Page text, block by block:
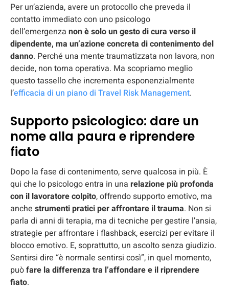
Per un’azienda, avere un protocollo che preveda il
contatto immediato con uno psicologo
dell’emergenza non è solo un gesto di cura verso il
dipendente, ma un’azione concreta di contenimento del
danno. Perché una mente traumatizzata non lavora, non
decide, non torna operativa. Ma scopriamo meglio
questo tassello che incrementa esponenzialmente
l’efficacia di un piano di Travel Risk Management.
Supporto psicologico: dare un
nome alla paura e riprendere
fiato
Dopo la fase di contenimento, serve qualcosa in più. È
qui che lo psicologo entra in una relazione più profonda
con il lavoratore colpito, offrendo supporto emotivo, ma
anche strumenti pratici per affrontare il trauma. Non si
parla di anni di terapia, ma di tecniche per gestire l’ansia,
strategie per affrontare i flashback, esercizi per evitare il
blocco emotivo. E, soprattutto, un ascolto senza giudizio.
Sentirsi dire “è normale sentirsi così”, in quel momento,
puòfare la differenza tra l’affondare e il riprendere
fiato.